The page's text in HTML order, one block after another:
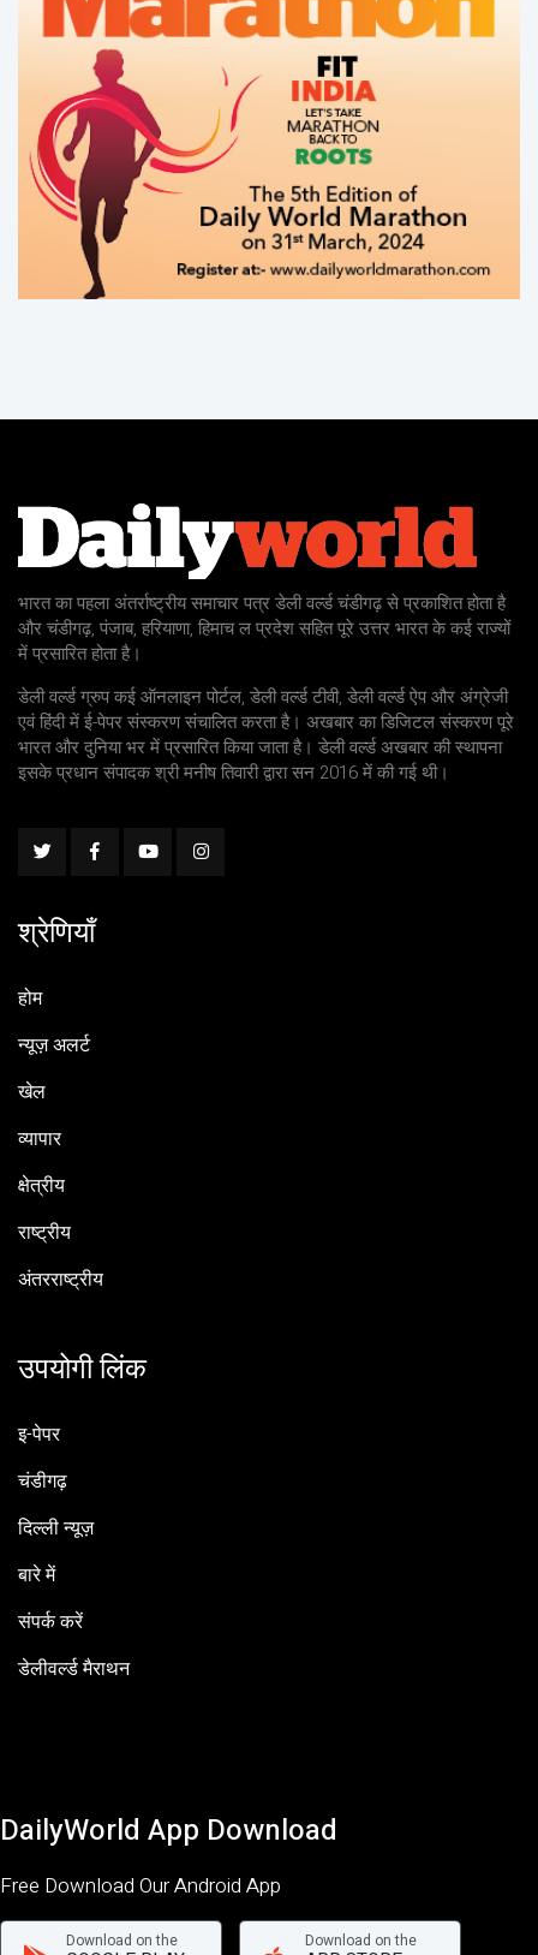
भारत का पहला अंतर्राष्ट्रीय समाचार पत्र डेली वर्ल्ड चंडीगढ़ से प्रकाशित होता है
और चंडीगढ़, पंजाब, हरियाणा, हिमाच ल प्रदेश सहित पूरे उत्तर भारत के कई राज्यों
में प्रसारित होता है।
डेली वर्ल्ड ग्रुप कई ऑनलाइन पोर्टल, डेली वर्ल्ड टीवी, डेली वर्ल्ड ऐप और अंग्रेजी
एवं हिंदी में ई-पेपर संस्करण संचालित करता है। अखबार का डिजिटल संस्करण पूरे
भारत और दुनिया भर में प्रसारित किया जाता है। डेली वर्ल्ड अखबार की स्थापना
इसके प्रधान संपादक श्री मनीष तिवारी द्वारा सन 2016 में की गई थी।
श्रेणियाँ
होम
न्यूज़ अलर्ट
खेल
व्यापार
क्षेत्रीय
राष्ट्रीय
अंतरराष्ट्रीय
उपयोगी लिंक
इ-पेपर
चंडीगढ़
दिल्ली न्यूज़
बारे में
संपर्क करें
डेलीवर्ल्ड मैराथन
DailyWorld App Download
Free Download Our Android App
Download on the Download on the